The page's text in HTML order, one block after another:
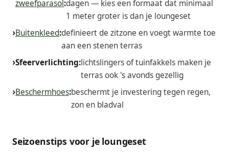
zweefparasol:dagen — kies een formaat dat minimaal
1 meter groter is dan je loungeset
Buitenkleed:definieert de zitzone en voegt warmte toe
aan een stenen terras
Sfeerverlichting:lichtslingers of tuinfakkels maken je
terras ook 's avonds gezellig
Beschermhoes:beschermt je investering tegen regen,
zon en bladval
Seizoenstips voor je loungeset